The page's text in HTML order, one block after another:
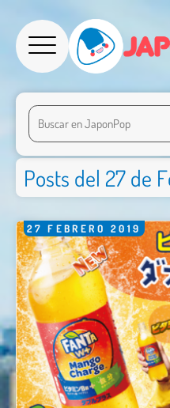
Posts del 27 de
27 FEBRERO 2019